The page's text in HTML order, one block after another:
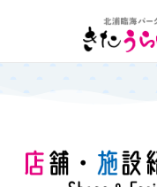
北浦臨海パ